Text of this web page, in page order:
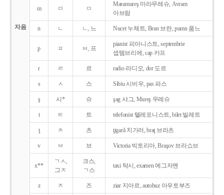
자음
m ㅁ ㅁ
Maramureş 마라무레슈, Avram
아브람
n ㄴ ㄴ, 느 Nucet 누체트, Bran 브란, pumn 품느
p ㅍ ㅂ, 프
pianist 피아니스트, septembrie
셉템브리에, cap 카프
r ㄹ 르 radio 라디오, dor 도르
s ㅅ 스 Sibiu 시비우, pas 파스
ş 시* 슈 şag 샤그, Mureş 무레슈
t ㅌ 트 telefonist 텔레포니스트, bilet 빌레트
ţ ㅊ 츠 ţigarǎ 치가러, braţ 브라츠
v ㅂ 브 Victoria 빅토리아, Braşov 브라쇼브
x**
ㄱㅅ,
그ㅈ
크스,
ㄱ스
taxi 탁시, examen 에그자멘
z ㅈ 즈 ziar 지아르, autobuz 아우토부즈